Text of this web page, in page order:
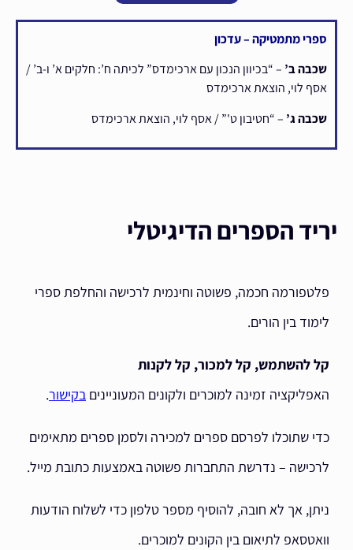
ספרי מתמטיקה – עדכון
שכבה ב’ – “בכיוון הנכון עם ארכימדס” לכיתה ח’: חלקים א’ ו-ב’ /
אסף לוי, הוצאת ארכימדס
שכבה ג’ – “חטיבון ט'” / אסף לוי, הוצאת ארכימדס
יריד הספרים הדיגיטלי
פלטפורמה חכמה, פשוטה וחינמית לרכישה והחלפת ספרי
לימוד בין הורים.
קל להשתמש, קל למכור, קל לקנות
האפליקציה זמינה למוכרים ולקונים המעוניינים בקישור.
כדי שתוכלו לפרסם ספרים למכירה ולסמן ספרים מתאימים
לרכישה – נדרשת התחברות פשוטה באמצעות כתובת מייל.
ניתן, אך לא חובה, להוסיף מספר טלפון כדי לשלוח הודעות
וואטסאפ לתיאום בין הקונים למוכרים.